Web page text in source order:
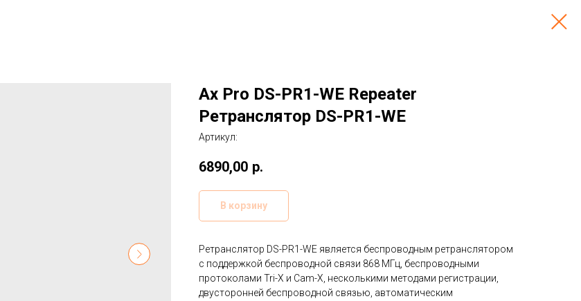
Ax Pro DS-PR1-WE Repeater
Ретранслятор DS-PR1-WE
Артикул:
6890,00 р.
В корзину
Ретранслятор DS-PR1-WE является беспроводным ретранслятором
с поддержкой беспроводной связи 868 МГц, беспроводными
протоколами Tri-X и Cam-X, несколькими методами регистрации,
двусторонней беспроводной связью, автоматическим